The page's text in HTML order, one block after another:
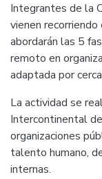
Integrantes de la
vienen
abordarán las 5
remoto en
adaptada por
La actividad se
Intercontinental
organizaciones
talento humano,
internas.